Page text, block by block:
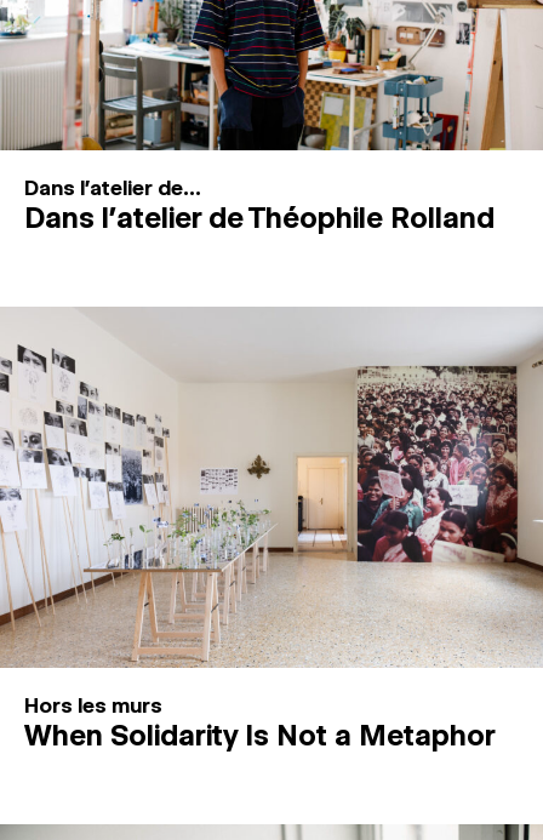
Recherche
Connexion
Dans l'atelier de...
Dans l’atelier de Théophile Rolland
Hors les murs
When Solidarity Is Not a Metaphor